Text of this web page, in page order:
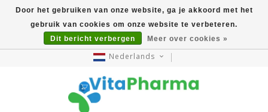
5% Korting Na Aanmelding Op Nieuwsbrief | Gratis
Verzending Vanaf €49 | Online Sinds 2007
Nederlands
Door het gebruiken van onze website, ga je akkoord met het
gebruik van cookies om onze website te verbeteren.
Dit bericht verbergen
Meer over cookies »